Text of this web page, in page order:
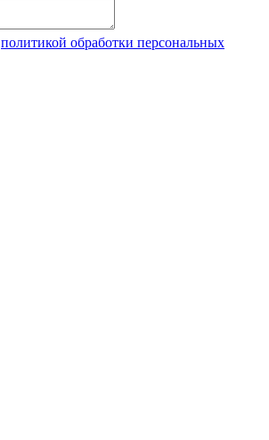
политикой обработки персональных